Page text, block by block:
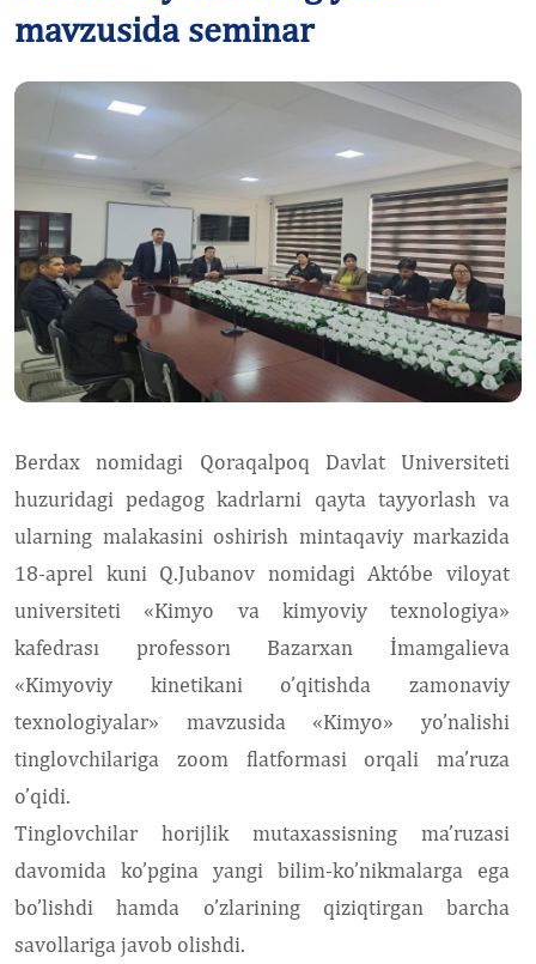
mavzusida seminar
Berdax nomidagi Qoraqalpoq Davlat Universiteti
huzuridagi pedagog kadrlarni qayta tayyorlash va
ularning malakasini oshirish mintaqaviy markazida
18-aprel kuni Q.Jubanov nomidagi Aktóbe viloyat
universiteti «Kimyo va kimyoviy texnologiya»
kafedrası professorı Bazarxan İmamgalieva
«Kimyoviy kinetikani o’qitishda zamonaviy
texnologiyalar» mavzusida «Kimyo» yo’nalishi
tinglovchilariga zoom flatformasi orqali ma’ruza
o’qidi.
Tinglovchilar horijlik mutaxassisning ma’ruzasi
davomida ko’pgina yangi bilim-ko’nikmalarga ega
bo’lishdi hamda o’zlarining qiziqtirgan barcha
savollariga javob olishdi.